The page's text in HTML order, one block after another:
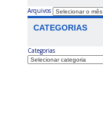
Arquivos
CATEGORIAS
Categorias